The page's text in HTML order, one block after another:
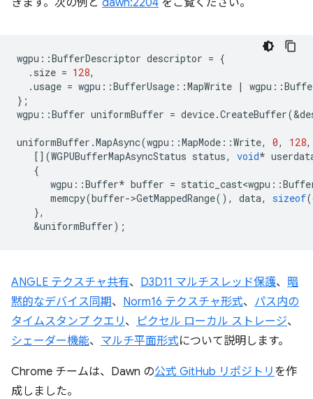
wgpu ::BufferDescriptor descriptor = {
. size = 128,
.usage = wgpu ::BufferUsage ::MapWrite | wgpu ::
};
wgpu ::Buffer uniformBuffer = device.CreateBuffer(&
uniformBuffer .MapAsync(wgpu ::MapMode ::Write, 0, 128,
[](WGPUBufferMapAsyncStatus status, void*
{
wgpu ::Buffer* buffer = static_cast<wgpu ::
memcpy(buffer->GetMappedRange(), data, sizeof(
},
&uniformBuffer);
ANGLE テクスチャ共有、 D3D11 マルチスレッド保護、 暗
黙的なデバイス同期、 Norm16 テクスチャ形式、 パス内の
タイムスタンプ クエリ、 ピクセル ローカル ストレージ、
シェーダー機能、 マルチ平面形式について説明します。
Chrome チームは、Dawn の公式 GitHub リポジトリ を作
成しました。